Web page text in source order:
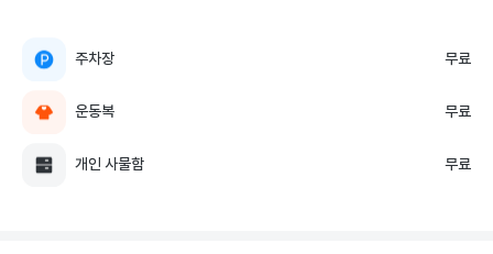
주차장 무료
운동복 무료
개인 사물함 무료